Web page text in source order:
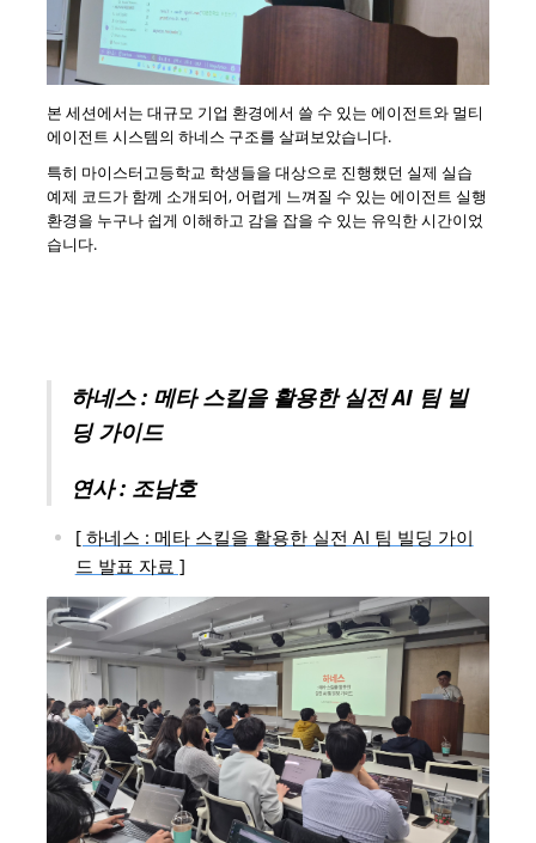
본 세션에서는 대규모 기업 환경에서 쓸 수 있는 에이전트와 멀티
에이전트 시스템의 하네스 구조를 살펴보았습니다.
특히 마이스터고등학교 학생들을 대상으로 진행했던 실제 실습
예제 코드가 함께 소개되어, 어렵게 느껴질 수 있는 에이전트 실행
환경을 누구나 쉽게 이해하고 감을 잡을 수 있는 유익한 시간이었
습니다.
하네스 : 메타 스킬을 활용한 실전 AI 팀 빌
딩 가이드
연사 : 조남호
[ 하네스 : 메타 스킬을 활용한 실전 AI 팀 빌딩 가이
드 발표 자료 ]